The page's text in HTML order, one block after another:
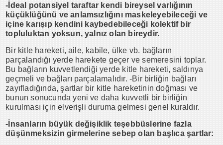
-İdeal potansiyel taraftar kendi bireysel varlığının
küçüklüğünü ve anlamsızlığını maskeleyebileceği ve
içine karışıp kendini kaybedebileceği kolektif bir
topluluktan yoksun, yalnız olan bireydir.
Bir kitle hareketi, aile, kabile, ülke vb. bağların
parçalandığı yerde harekete geçer ve semeresini toplar.
Bu bağların kuvvetlendiği yerde kitle hareketi, saldırıya
geçmeli ve bağları parçalamalıdır. -Bir birliğin bağları
zayıfladığında, şartlar bir kitle hareketinin doğması ve
bunun sonucunda yeni ve daha kuvvetli bir birliğin
kurulması için elverişli duruma gelmesi genel kuraldır.
-İnsanların büyük değişiklik teşebbüslerine fazla
düşünmeksizin girmelerine sebep olan başlıca şartlar: